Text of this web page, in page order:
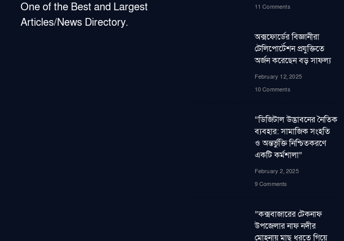
One of the Best and Largest
Articles/News Directory.
11 Comments
অক্সফোর্ডের বিজ্ঞানীরা
টেলিপোর্টেশন প্রযুক্তিতে
অর্জন করেছেন বড় সাফল্য
February 12, 2025
10 Comments
“ডিজিটাল উদ্ভাবনের নৈতিক
ব্যবহার: সামাজিক সংহতি
ও অন্তর্ভুক্তি নিশ্চিতকরণে
একটি কর্মশালা”
February 2, 2025
9 Comments
”কক্সবাজারের টেকনাফ
উপজেলার নাফ নদীর
মোহনায় মাছ ধরতে গিয়ে